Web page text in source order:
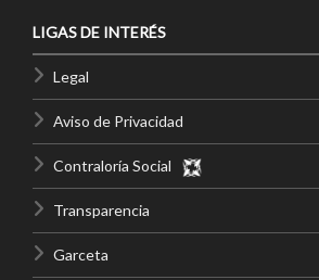
LIGAS DE INTERÉS
Legal
Aviso de Privacidad
Contraloría Social
Transparencia
Garceta